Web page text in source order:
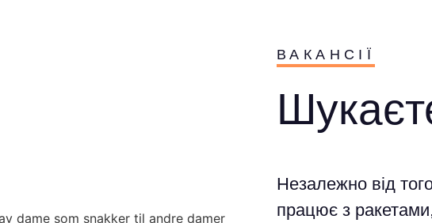
ВАКАНСІЇ
Незалежно від
працює з